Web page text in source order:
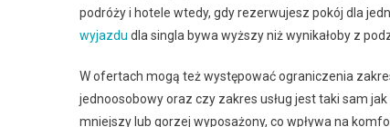
podróży i hotele wtedy, gdy rezerwujesz pokój dla
wyjazdu dla singla bywa wyższy niż wynikałoby z
W ofertach mogą też występować ograniczenia
jednoosobowy oraz czy zakres usług jest taki sam
mniejszy lub gorzej wyposażony, co wpływa na